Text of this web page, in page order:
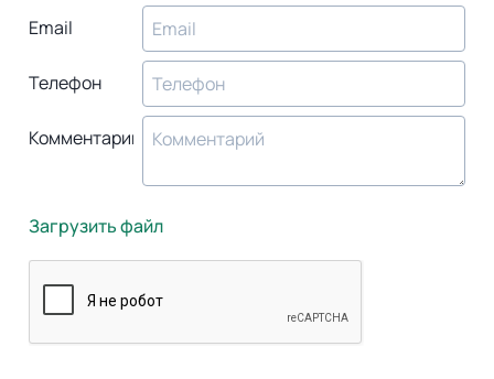
Email
Телефон
Комментарий
Загрузить файл